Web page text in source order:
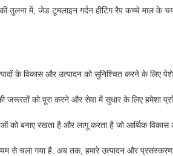
की तुलना में, जेड टूमलाइन गर्दन हीटिंग रैप कच्चे माल
के विकास और उत्पादन को सुनिश्चित करने के लिए
जरूरतों को पूरा करने और सेवा में सुधार के लिए हमेशा
को बनाए रखता है और लागू करता है जो आर्थिक
से चला गया है. अब तक, हमारे उत्पादन और प्रसंस्करण